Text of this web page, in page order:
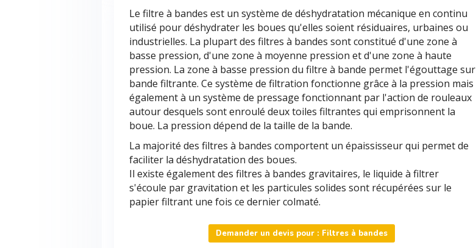
Le filtre à bandes est un système de déshydratation mécanique en continu
utilisé pour déshydrater les boues qu'elles soient résiduaires, urbaines ou
industrielles. La plupart des filtres à bandes sont constitué d'une zone à
basse pression, d'une zone à moyenne pression et d'une zone à haute
pression. La zone à basse pression du filtre à bande permet l'égouttage sur
bande filtrante. Ce système de filtration fonctionne grâce à la pression mais
également à un système de pressage fonctionnant par l'action de rouleaux
autour desquels sont enroulé deux toiles filtrantes qui emprisonnent la
boue. La pression dépend de la taille de la bande.
La majorité des filtres à bandes comportent un épaississeur qui permet de
faciliter la déshydratation des boues.
Il existe également des filtres à bandes gravitaires, le liquide à filtrer
s'écoule par gravitation et les particules solides sont récupérées sur le
papier filtrant une fois ce dernier colmaté.
Demander un devis pour : Filtres à bandes